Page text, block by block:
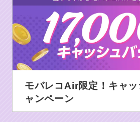
モバレコAir限定！キャ
ャンペーン